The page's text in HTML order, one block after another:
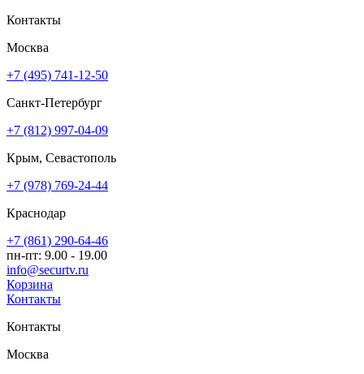
Контакты
Москва
+7 (495) 741-12-50
Санкт-Петербург
+7 (812) 997-04-09
Крым, Севастополь
+7 (978) 769-24-44
Краснодар
+7 (861) 290-64-46
пн-пт: 9.00 - 19.00
info@securtv.ru
Корзина
Контакты
Контакты
Москва